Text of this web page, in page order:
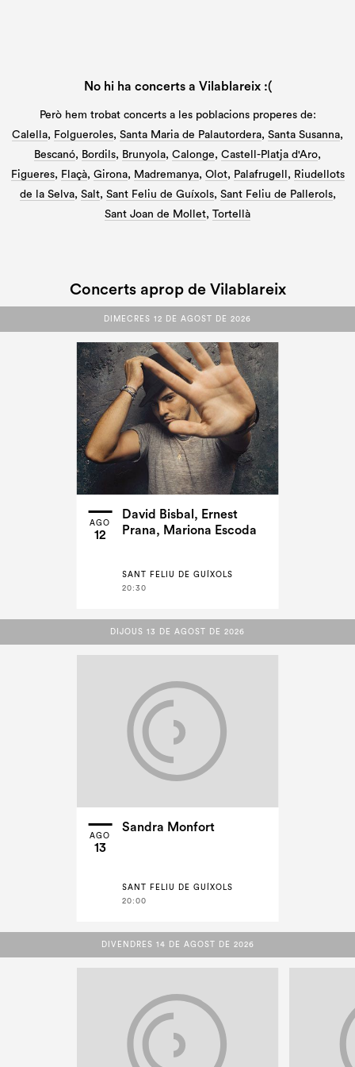
No hi ha concerts a Vilablareix :(
Però hem trobat concerts a les poblacions properes de:
Calella, Folgueroles, Santa Maria de Palautordera, Santa Susanna,
Bescanó, Bordils, Brunyola, Calonge, Castell-Platja d'Aro,
Figueres, Flaçà, Girona, Madremanya, Olot, Palafrugell , Riudellots
de la Selva, Salt, Sant Feliu de Guíxols, Sant Feliu de Pallerols,
Sant Joan de Mollet, Tortellà
Concerts aprop de Vilablareix
DIMECRES 12 DE AGOST DE 2026
DIMECRES 12 DE AGOST DE 2026
AGO
12
David Bisbal, Ernest
Prana, Mariona Escoda
SANT FELIU DE GUÍXOLS
20:30
DIJOUS 13 DE AGOST DE 2026
DIJOUS 13 DE AGOST DE 2026
AGO
13
Sandra Monfort
SANT FELIU DE GUÍXOLS
20:00
DIVENDRES 14 DE AGOST DE 2026
DIVENDRES 14 DE AGOST DE 2026